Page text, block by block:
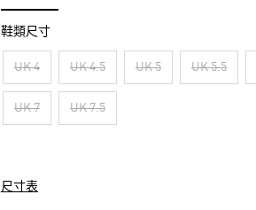
鞋類尺寸
UK 4 UK 4.5 UK 5 UK 5.5
UK 7 UK 7.5
尺寸表